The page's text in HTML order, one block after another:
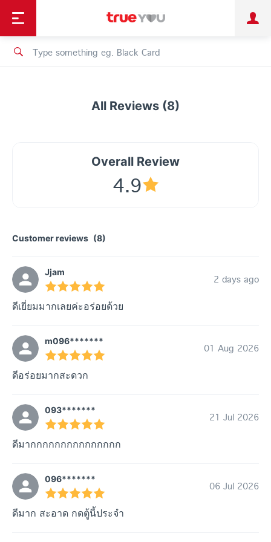
Personal Business
Shopping
เทรนด์เทคโนโลยี
All Reviews (8)
Overall Review
4.9
Customer reviews (8)
Jjam
2 days ago
ดีเยี่ยมมากเลยค่ะอร่อยด้วย
m096*******
01 Aug 2026
ดีอร่อยมากสะดวก
093*******
21 Jul 2026
ดีมากกกกกกกกกกกกกกก
096*******
06 Jul 2026
ดีมาก สะอาด กดตู้นี้ประจำ